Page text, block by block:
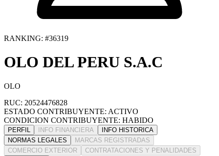
RANKING: #36319
OLO DEL PERU S.A.C
OLO
RUC: 20524476828
ESTADO CONTRIBUYENTE: ACTIVO
CONDICION CONTRIBUYENTE: HABIDO
PERFIL INFO FINANCIERA
INFO HISTORICA
NORMAS LEGALES
MARCAS REGISTRADAS
COMERCIO EXTERIOR
CONTRATACIONES Y PENALIDADES